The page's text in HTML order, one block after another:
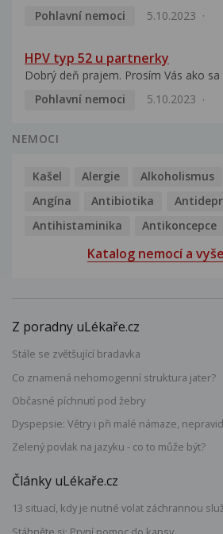
Pohlavní nemoci
5.10.2023
HPV typ 52 u partnerky
Dobrý deň prajem. Prosím Vás ako sa
Pohlavní nemoci
5.10.2023
NEMOCI
Kašel Alergie Alkoholismus
Angína
Antibiotika
Antihistaminika
Antikoncepce
Katalog nemocí a
Z poradny uLékaře.cz
Stále se zvětšující bradavka
Co znamená nehomogenní struktura jater?
Občasné píchnutí pod žebry
Dyspepsie: Větry i při malé námaze,
Zelený povlak na jazyku - co to může být?
Články uLékaře.cz
13 situací, kdy je nutné volat záchrannou